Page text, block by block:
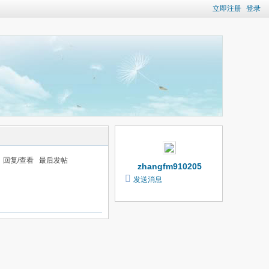
立即注册 登录
回复/查看 最后发帖
zhangfm910205
发送消息